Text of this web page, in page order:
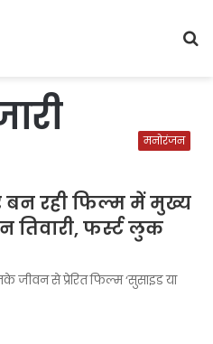
मनोरंजन
रही फिल्म में मुख्य
तिवारी, फर्स्ट लुक
जीवन से प्रेरित फिल्म ‘सुसाइड या